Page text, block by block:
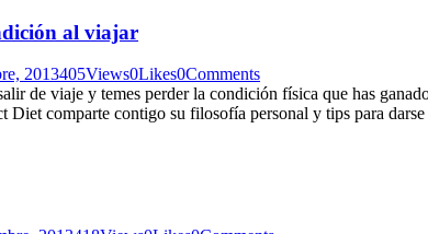
al viajar
2013405Views0Likes0Comments
de viaje y temes perder la condición física que has
Diet comparte contigo su filosofía personal y tips para